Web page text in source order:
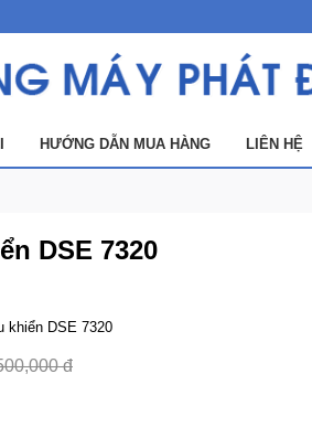
HƯỚNG DẪN MUA HÀNG LIÊN HỆ
DSE 7320
khiển DSE 7320
đ